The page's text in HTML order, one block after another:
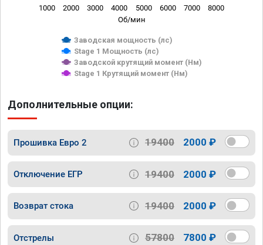
Об/мин
Заводская мощность (лс)
Stage 1 Мощность (лс)
Заводской крутящий момент (Нм)
Stage 1 Крутящий момент (Нм)
1000 2000 3000 4000 5000 6000 7000 8000
Дополнительные опции:
Прошивка Евро 2 19400 2000 ₽
Отключение ЕГР 19400 2000 ₽
Возврат стока 19400 2000 ₽
Отстрелы 57800 7800 ₽